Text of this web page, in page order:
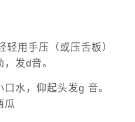
用手压（或压舌板）
发d音。
水，仰起头发ɡ 音。
瓜